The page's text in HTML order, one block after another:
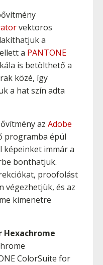
vektoros
a
a PANTONE
is betölthető a
közé, így
a hat szín adta
az Adobe
programba épül
képeinket immár a
bonthatjuk.
proofolást
végezhetjük, és az
kimenetre
Hexachrome
ColorSuite for